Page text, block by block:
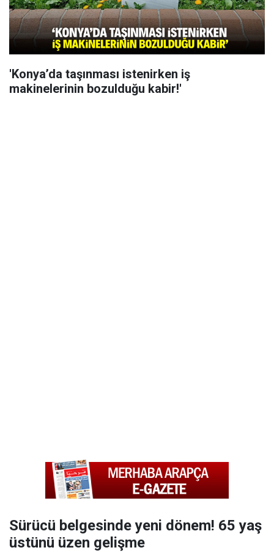
'Konya’da taşınması istenirken iş
makinelerinin bozulduğu kabir!'
Sürücü belgesinde yeni dönem! 65 yaş
üstünü üzen gelişme